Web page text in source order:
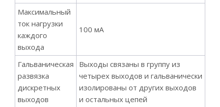
Максимальный
ток нагрузки
каждого
выхода
100 мА
Гальваническая
развязка
дискретных
выходов
Выходы связаны в группу из
четырех выходов и гальванически
изолированы от других выходов
и остальных цепей